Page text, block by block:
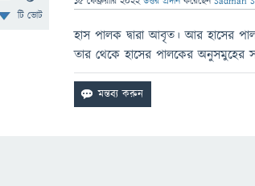
টি ভোট
হাস পালক দ্বারা আবৃত। আর হাসের
তার থেকে হাসের পালকের অনুসমুহের